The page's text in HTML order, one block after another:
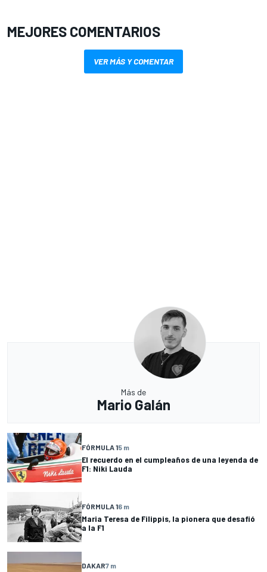
MEJORES COMENTARIOS
VER MÁS Y COMENTAR
Más de
Mario Galán
FÓRMULA 15 m
El recuerdo en el cumpleaños de una leyenda de
F1: Niki Lauda
FÓRMULA 16 m
Maria Teresa de Filippis, la pionera que desafió
a la F1
DAKAR7 m